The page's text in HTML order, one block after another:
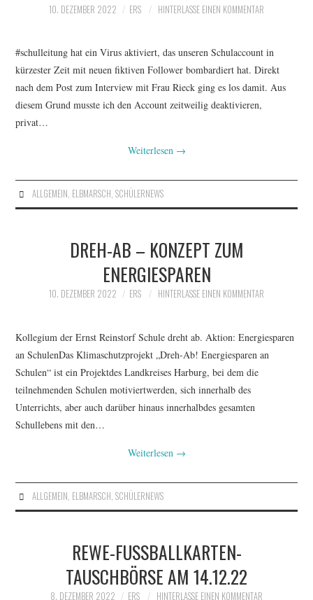
10. DEZEMBER 2022 ERS HINTERLASSE EINEN KOMMENTAR
#schulleitung hat ein Virus aktiviert, das unseren Schulaccount in
kürzester Zeit mit neuen fiktiven Follower bombardiert hat. Direkt
nach dem Post zum Interview mit Frau Rieck ging es los damit. Aus
diesem Grund musste ich den Account zeitweilig deaktivieren,
privat…
Weiterlesen →
ALLGEMEIN, ELBMARSCH, SCHÜLERNEWS
DREH-AB – KONZEPT ZUM
ENERGIESPAREN
10. DEZEMBER 2022 ERS HINTERLASSE EINEN KOMMENTAR
Kollegium der Ernst Reinstorf Schule dreht ab. Aktion: Energiesparen
an SchulenDas Klimaschutzprojekt „Dreh-Ab! Energiesparen an
Schulen“ ist ein Projektdes Landkreises Harburg, bei dem die
teilnehmenden Schulen motiviertwerden, sich innerhalb des
Unterrichts, aber auch darüber hinaus innerhalbdes gesamten
Schullebens mit den…
Weiterlesen →
ALLGEMEIN ELBMARSCH SCHÜLERNEWS
REWE-FUSSBALLKARTEN-T
AUSCHBÖRSE AM 14.12.22
8. DEZEMBER 2022 ERS HINTERLASSE EINEN KOMMENTAR